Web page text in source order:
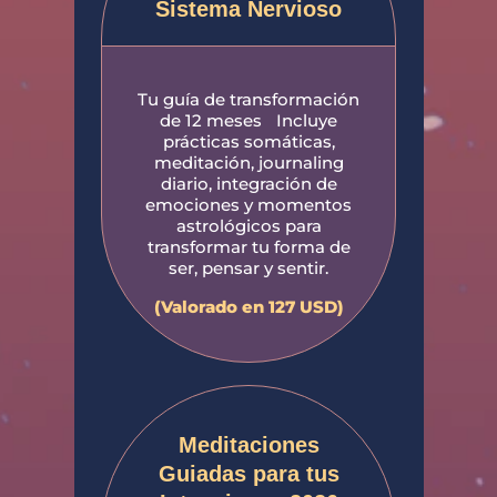
Sistema Nervioso
Tu guía de transformación
de 12 meses Incluye
prácticas somáticas,
meditación, journaling
diario, integración de
emociones y momentos
astrológicos para
transformar tu forma de
ser, pensar y sentir.
(Valorado en 127 USD)
Meditaciones
Guiadas para tus